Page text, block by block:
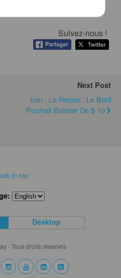
Suivez-nous !
Next Post
Iran , Le Retour : Le Baril
Pourrait Baisser De $ 10
to top
Desktop
- Tous droits réservés